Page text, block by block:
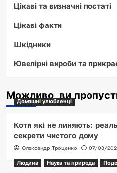
Цікаві та визначні постаті
Цікаві факти
Шкідники
Ювелірні вироби та
Можливо, ви
Домашні улюбленці
Коти які не линяють:
секрети чистого дому
Олександр Троценко
07/08/
Людина
Наука та природа